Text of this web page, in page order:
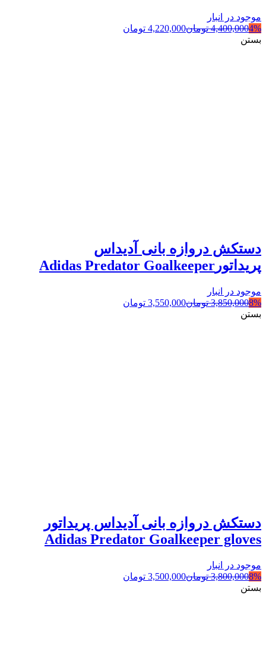
موجود در انبار
4%
4,400,000 تومان4,220,000 تومان
بستن
دستکش دروازه بانی آدیداس
پریداتورAdidas Predator Goalkeeper
موجود در انبار
8%
3,850,000 تومان3,550,000 تومان
بستن
دستکش دروازه بانی آدیداس پریداتور
Adidas Predator Goalkeeper gloves
موجود در انبار
8%
3,800,000 تومان3,500,000 تومان
بستن